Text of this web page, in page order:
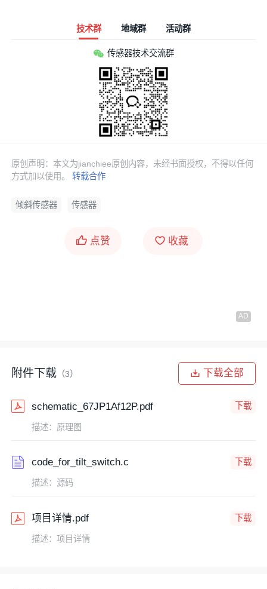
技术群 地域群 活动群
传感器技术交流群
原创声明：本文为jianchiee原创内容，未经书面授权，不得以任何
方式加以使用。转载合作
倾斜传感器 传感器
点赞 收藏
附件下载 （3） 下载全部
schematic_67JP1Af12P.pdf 下载
描述：原理图
code_for_tilt_switch.c 下载
描述：源码
项目详情.pdf 下载
描述：项目详情